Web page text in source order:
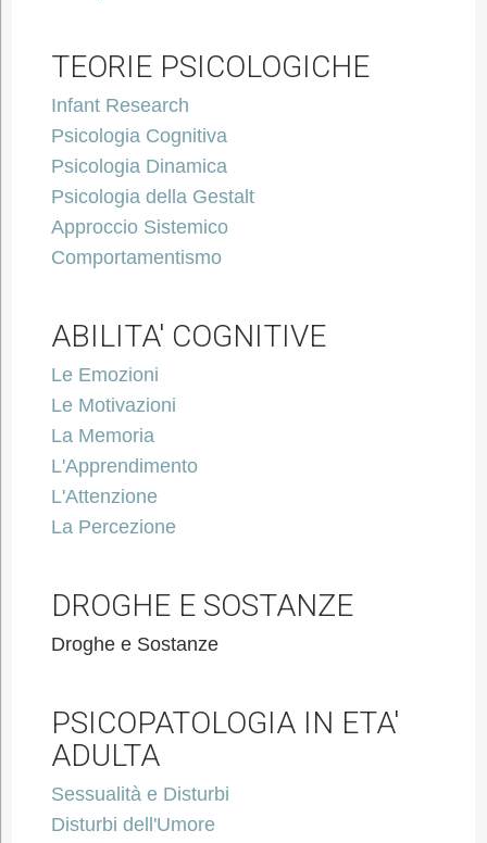
TEORIE PSICOLOGICHE
Infant Research
Psicologia Cognitiva
Psicologia Dinamica
Psicologia della Gestalt
Approccio Sistemico
Comportamentismo
ABILITA' COGNITIVE
Le Emozioni
Le Motivazioni
La Memoria
L'Apprendimento
L'Attenzione
La Percezione
DROGHE E SOSTANZE
Droghe e Sostanze
PSICOPATOLOGIA IN ETA'
ADULTA
Sessualità e Disturbi
Disturbi dell'Umore